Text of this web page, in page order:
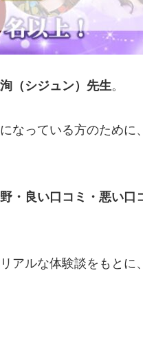
（シジュン）先生。
なっている方のために、
・良い口コミ・悪い口
アルな体験談をもとに